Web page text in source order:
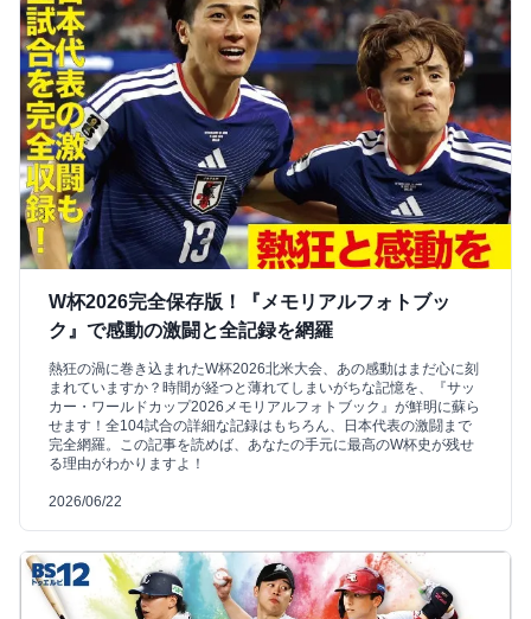
W杯2026完全保存版！『メモリアルフォトブッ
ク』で感動の激闘と全記録を網羅
熱狂の渦に巻き込まれたW杯2026北米大会、あの感動はまだ心に刻
まれていますか？時間が経つと薄れてしまいがちな記憶を、『サッ
カー・ワールドカップ2026メモリアルフォトブック』が鮮明に蘇ら
せます！全104試合の詳細な記録はもちろん、日本代表の激闘まで
完全網羅。この記事を読めば、あなたの手元に最高のW杯史が残せ
る理由がわかりますよ！
2026/06/22